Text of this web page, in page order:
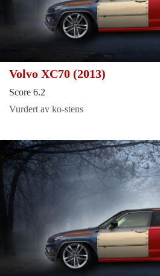
Volvo XC70 (2013)
Score 6.2
Vurdert av ko-stens